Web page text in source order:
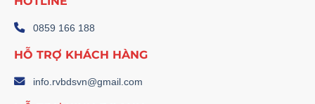
0859 166 188
HỖ TRỢ KHÁCH HÀNG
info.rvbdsvn@gmail.com